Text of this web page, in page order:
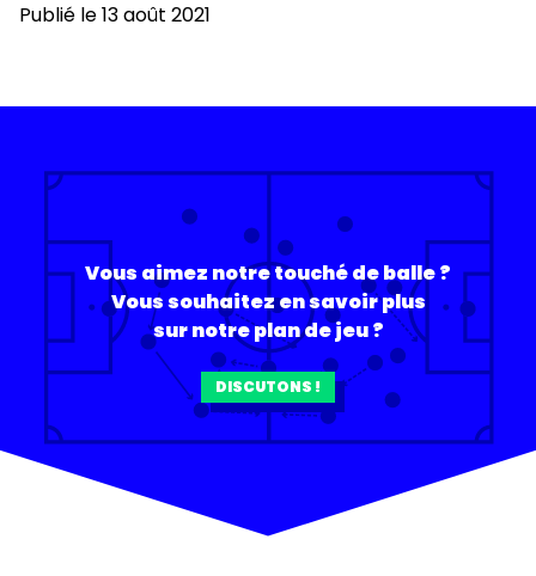
Publié le 13 août 2021
Vous aimez notre touché de balle ?
Vous souhaitez en savoir plus
sur notre plan de jeu ?
DISCUTONS !